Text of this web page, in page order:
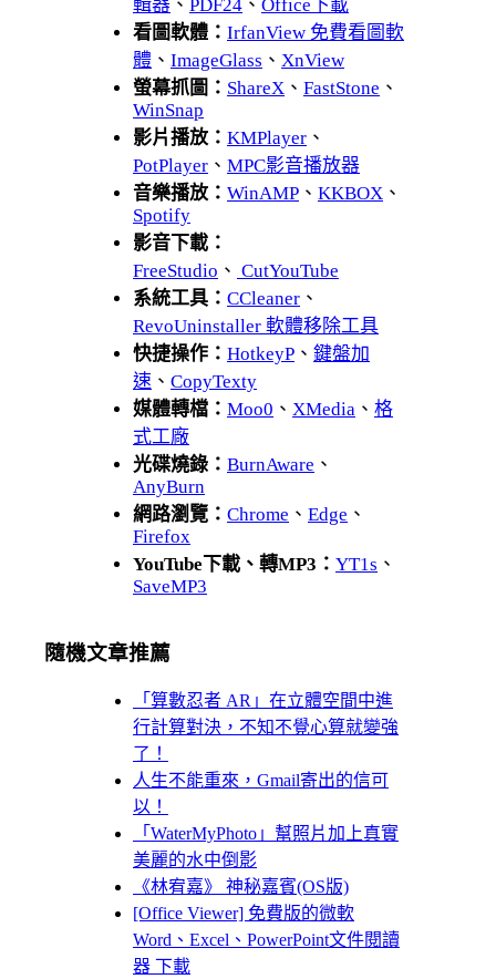
輯器 、 PDF24 、 Office下載
看圖軟體： IrfanView 免費看圖軟
體 、 ImageGlass 、 XnView
螢幕抓圖： ShareX 、 FastStone 、
WinSnap
影片播放： KMPlayer 、
PotPlayer 、 MPC影音播放器
音樂播放： WinAMP 、 KKBOX 、
Spotify
影音下載：
FreeStudio 、 CutYouTube
系統工具： CCleaner 、
RevoUninstaller 軟體移除工具
快捷操作： HotkeyP 、 鍵盤加
速 、 CopyTexty
媒體轉檔： Moo0 、 XMedia 、 格
式工廠
光碟燒錄： BurnAware 、
AnyBurn
網路瀏覽： Chrome 、 Edge 、
Firefox
YouTube下載、轉MP3： YT1s 、
SaveMP3
隨機文章推薦
「算數忍者 AR」在立體空間中進
行計算對決，不知不覺心算就變強
了！
人生不能重來，Gmail寄出的信可
以！
「WaterMyPhoto」幫照片加上真實
美麗的水中倒影
《林宥嘉》 神秘嘉賓(OS版)
[Office Viewer] 免費版的微軟
Word、Excel、PowerPoint文件閱讀
器 下載